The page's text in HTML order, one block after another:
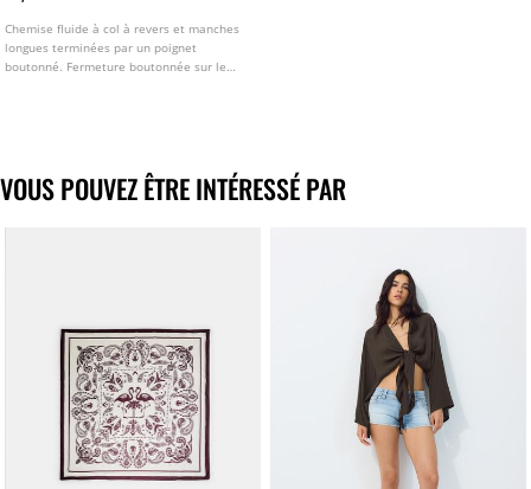
Chemise fluide à col à revers et manches
longues terminées par un poignet
boutonné. Fermeture boutonnée sur le
VOUS POUVEZ ÊTRE INTÉRESSÉ PAR